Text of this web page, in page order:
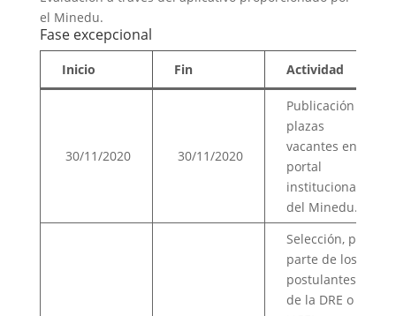
el Minedu.
Fase excepcional
Inicio Fin Actividad
30/11/2020 30/11/2020
Publicación de
plazas
vacantes en el
portal
institucional
del Minedu.
Selección, por
parte de los
postulantes,
de la DRE o